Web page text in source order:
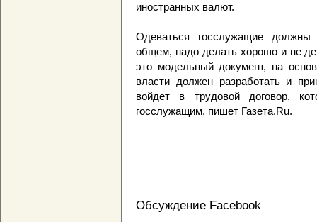
иностранных валют.
Одеваться госслужащие должны
общем, надо делать хорошо и не
это модельный документ, на
власти должен разработать и
войдет в трудовой договор,
госслужащим, пишет Газета.Ru.
Обсуждение Facebook